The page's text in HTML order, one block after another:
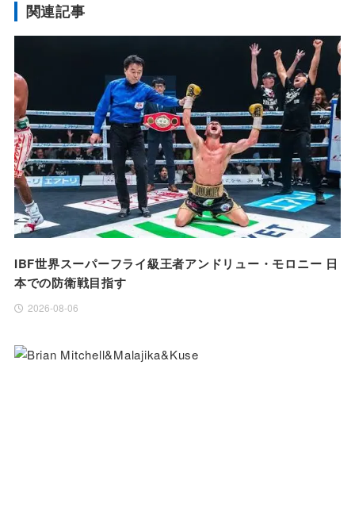
関連記事
IBF世界スーパーフライ級王者アンドリュー・モロニー 日
本での防衛戦目指す
2026-08-06